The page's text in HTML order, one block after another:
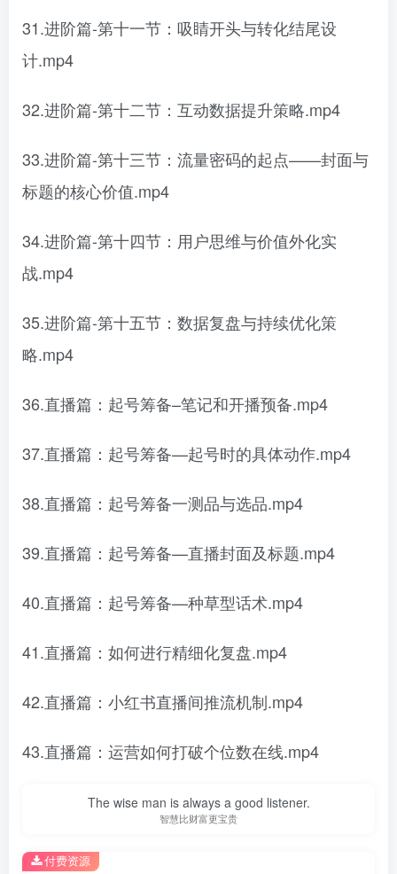
31.进阶篇-第十一节：吸睛开头与转化结尾设
计.mp4
32.进阶篇-第十二节：互动数据提升策略.mp4
33.进阶篇-第十三节：流量密码的起点——封面与
标题的核心价值.mp4
34.进阶篇-第十四节：用户思维与价值外化实
战.mp4
35.进阶篇-第十五节：数据复盘与持续优化策
略.mp4
36.直播篇：起号筹备–笔记和开播预备.mp4
37.直播篇：起号筹备—起号时的具体动作.mp4
38.直播篇：起号筹备一测品与选品.mp4
39.直播篇：起号筹备—直播封面及标题.mp4
40.直播篇：起号筹备—种草型话术.mp4
41.直播篇：如何进行精细化复盘.mp4
42.直播篇：小红书直播间推流机制.mp4
43.直播篇：运营如何打破个位数在线.mp4
The wise man is always a good listener.
智慧比财富更宝贵
付费资源